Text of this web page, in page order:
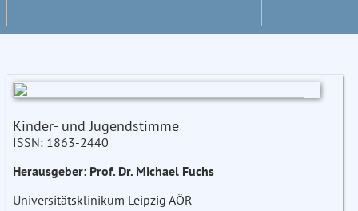
Kinder- und Jugendstimme
ISSN: 1863-2440
Herausgeber: Prof. Dr. Michael Fuchs
Universitätsklinikum Leipzig AÖR